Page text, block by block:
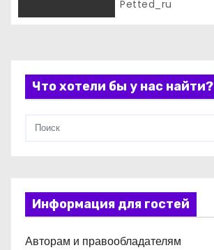
и
я
м
Petted_ru
Что хотели бы у нас найти?
Информация для гостей
Авторам и правообладателям